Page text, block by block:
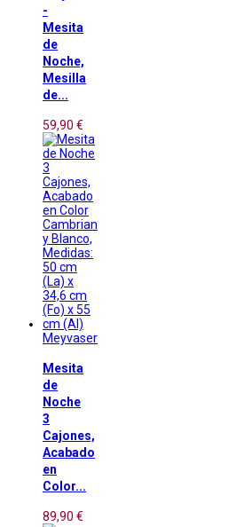
-
Mesita
de
Noche,
Mesilla
de...
59,90 €
Meyvaser
Mesita
de
Noche
3
Cajones,
Acabado
en
Color...
89,90 €